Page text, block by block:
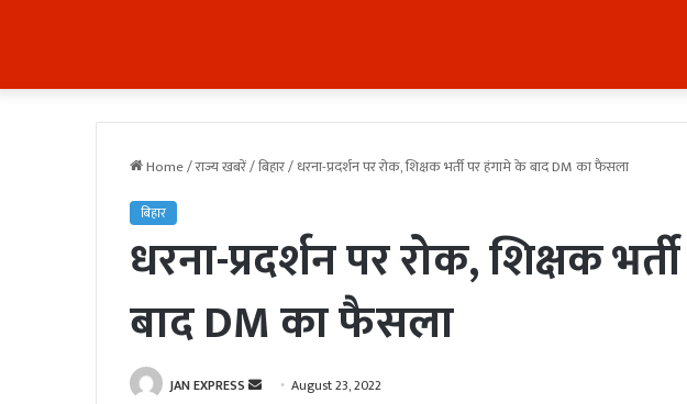
Home/राज्य खबरें/बिहार/धरना-प्रदर्शन पर रोक, शिक्षक भर्ती पर हंगामे के बाद DM का फैसला
बिहार
धरना-प्रदर्शन पर रोक, शिक्षक
बाद DM का फैसला
JAN EXPRESS August 23, 2022